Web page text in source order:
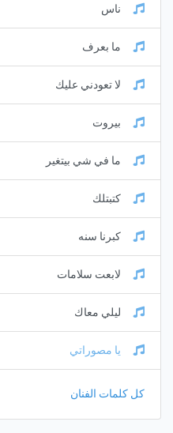
ناس
ما بعرف
لا تعودني عليك
بيروت
ما في شي بيتغير
كتبتلك
كبرنا سنه
لابعت سلامات
ليلي معاك
يا مصوراتي
كل كلمات الفنان